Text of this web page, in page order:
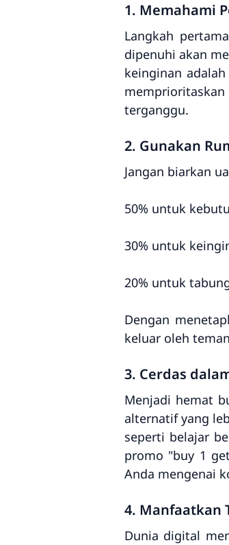
1. Memahami
Langkah
dipenuhi akan
keinginan
terganggu.
2. Gunakan
Jangan biarkan
50% untuk
30% untuk
20% untuk
Dengan
keluar oleh
3. Cerdas
Menjadi hemat
alternatif yang
seperti belajar
promo "buy 1
Anda mengenai
4. Manfaatkan
Dunia digital